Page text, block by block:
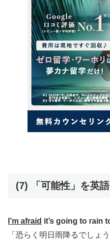
(7) 「可能性」を英
I’m afraid it’s going to rain
「恐らく明日雨降るでしょう